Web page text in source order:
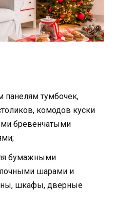
панелям тумбочек,
комодов куски
бревенчатыми
бумажными
шарами и
шкафы, дверные